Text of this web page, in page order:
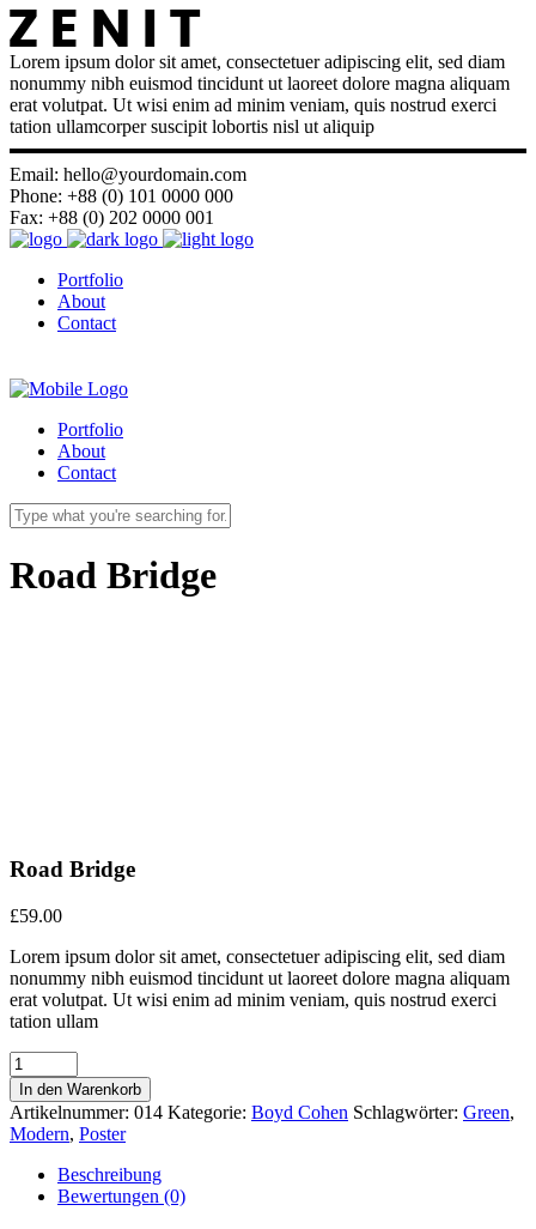
Lorem ipsum dolor sit amet, consectetuer adipiscing elit, sed diam
nonummy nibh euismod tincidunt ut laoreet dolore magna aliquam
erat volutpat. Ut wisi enim ad minim veniam, quis nostrud exerci
tation ullamcorper suscipit lobortis nisl ut aliquip
Email: hello@yourdomain.com
Phone: +88 (0) 101 0000 000
Fax: +88 (0) 202 0000 001
Portfolio
About
Contact
Portfolio
About
Contact
Road Bridge
Road Bridge
£59.00
Lorem ipsum dolor sit amet, consectetuer adipiscing elit, sed diam
nonummy nibh euismod tincidunt ut laoreet dolore magna aliquam
erat volutpat. Ut wisi enim ad minim veniam, quis nostrud exerci
tation ullam
In den Warenkorb
Artikelnummer: 014 Kategorie: Boyd Cohen Schlagwörter: Green,
Modern, Poster
Beschreibung
Bewertungen (0)